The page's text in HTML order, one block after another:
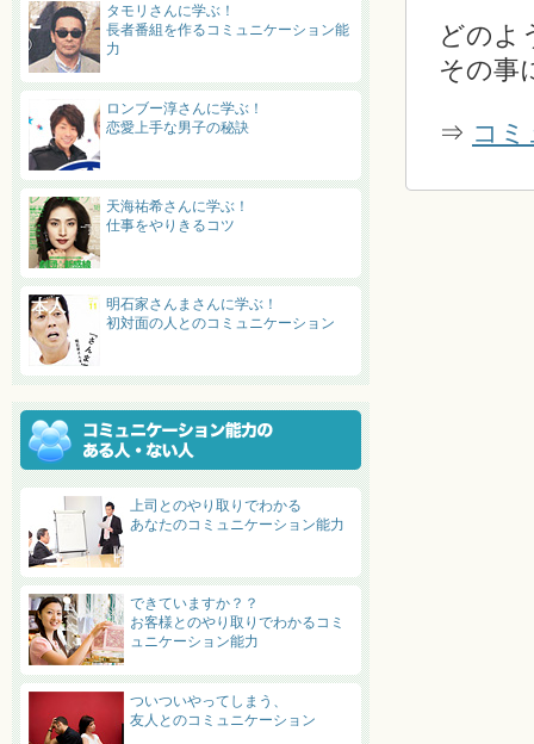
どのよ
その事
⇒ コ
タモリさんに学ぶ！
長者番組を作るコミュニケーション能
力
ロンブー淳さんに学ぶ！
恋愛上手な男子の秘訣
天海祐希さんに学ぶ！
仕事をやりきるコツ
明石家さんまさんに学ぶ！
初対面の人とのコミュニケーション
上司とのやり取りでわかる
あなたのコミュニケーション能力
できていますか？？
お客様とのやり取りでわかるコミ
ュニケーション能力
ついついやってしまう、
友人とのコミュニケーション